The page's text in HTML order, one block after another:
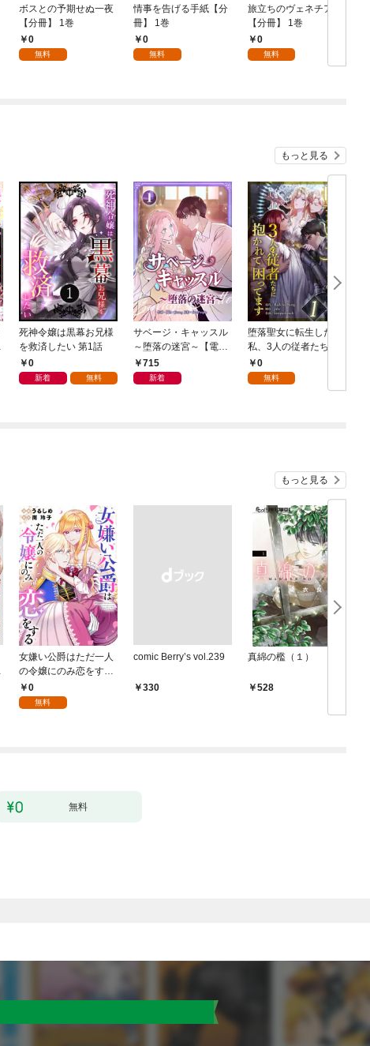
ボスとの予期せぬ一夜
【分冊】 1巻
0
無料
情事を告げる手紙【分
冊】 1巻
0
無料
旅立ちのヴェネチア
【分冊】 1巻
0
無料
もっと見る
死神令嬢は黒幕お兄様
を救済したい 第1話
0
新着 無料
サベージ・キャッスル
～堕落の迷宮～【電子
単行本版】 第1巻
715
新着
堕落聖女に転生した
私、3人の従者たちに
抱かれて困ってます 第
1話
0
無料
もっと見る
女嫌い公爵はただ一人
の令嬢にのみ恋をする
（分冊版）第１話
0
無料
comic Berry’s vol.239
￥330
真綿の檻（１）
528
無料